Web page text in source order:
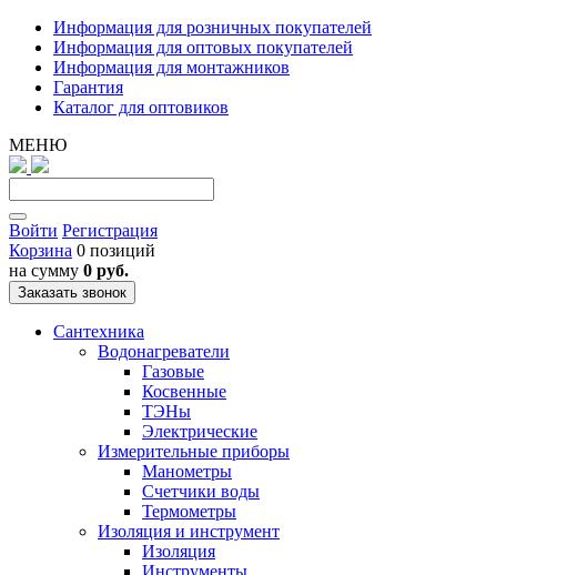
Информация для розничных покупателей
Информация для оптовых покупателей
Информация для монтажников
Гарантия
Каталог для оптовиков
МЕНЮ
Войти Регистрация
Корзина 0 позиций
на сумму 0 руб.
Заказать звонок
Сантехника
Водонагреватели
Газовые
Косвенные
ТЭНы
Электрические
Измерительные приборы
Манометры
Счетчики воды
Термометры
Изоляция и инструмент
Изоляция
Инструменты